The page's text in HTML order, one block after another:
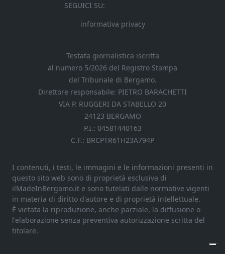
SEGUICI SU:
informativa privacy
Testata giornalistica iscritta
al numero 5/2026 del Registro Stampa
del Tribunale di Bergamo.
Direttore responsabile: PIETRO BARACHETTI
VIA P. RUGGERI DA STABELLO 20
24123 BERGAMO
P.I.: 04581440163
C.F.: BRCPTR61H23A794P
I contenuti, i testi, le immagini e le informazioni presenti in
questo sito web sono di proprietà esclusiva di
ilMadeInBergamo.it e sono tutelati dalle normative vigenti
in materia di diritto d'autore e di proprietà intellettuale.
È vietata la riproduzione, anche parziale, la diffusione o
l'elaborazione senza preventiva autorizzazione scritta del
titolare.